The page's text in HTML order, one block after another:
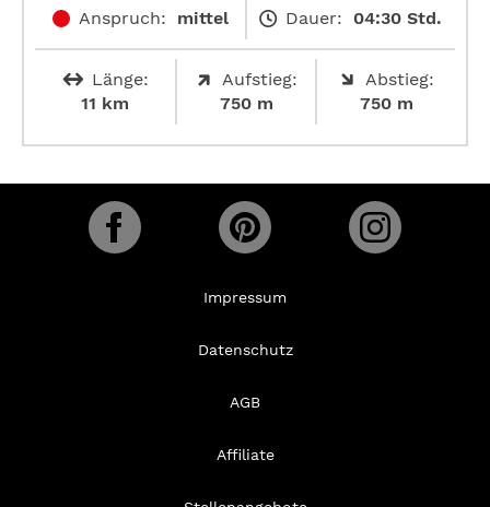
Anspruch: mittel Dauer: 04:30 Std.
Länge:
11 km
Aufstieg:
750 m
Abstieg:
750 m
Impressum
Datenschutz
AGB
Affiliate